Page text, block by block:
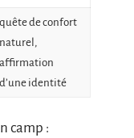
quête de confort
naturel,
affirmation
d’une identité
camp :